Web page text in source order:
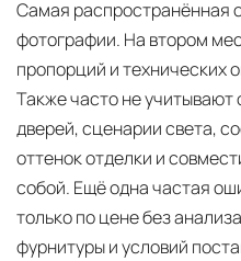
Самая распространённая
фотографии. На втором
пропорций и технических
Также часто не
дверей, сценарии света,
оттенок отделки и
собой. Ещё одна частая
только по цене без
фурнитуры и условий